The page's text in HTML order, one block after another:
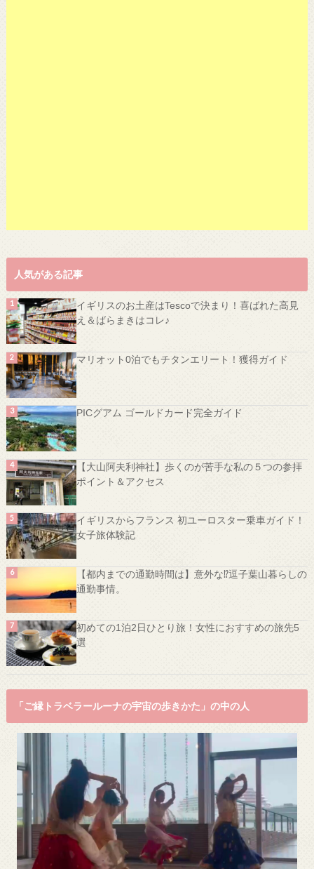
人気がある記事
イギリスのお土産はTescoで決まり！喜ばれた高見
え＆ばらまきはコレ♪
マリオット0泊でもチタンエリート！獲得ガイド
PICグアム ゴールドカード完全ガイド
【大山阿夫利神社】歩くのが苦手な私の５つの参拝
ポイント＆アクセス
イギリスからフランス 初ユーロスター乗車ガイド！
女子旅体験記
【都内までの通勤時間は】意外な⁉️逗子葉山暮らしの
通勤事情。
初めての1泊2日ひとり旅！女性におすすめの旅先5
選
「ご縁トラベラールーナの宇宙の歩きかた」の中の人